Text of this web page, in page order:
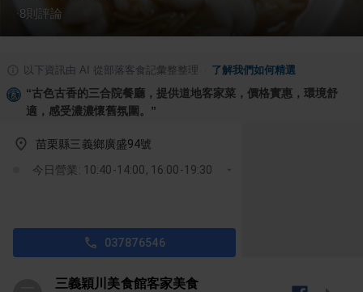
·8 則評論
以下資訊由 AI 從部落客食記彙整整理 了解我們如何精選
“古色古香的三合院餐廳，提供道地客家菜，價格實惠，環境舒
適，感受濃濃懷舊氛圍。 ”
苗栗縣三義鄉廣盛94號
今日營業: 10:40-14:00, 16:00-19:30
037876546
三義穎川美食館客家美食